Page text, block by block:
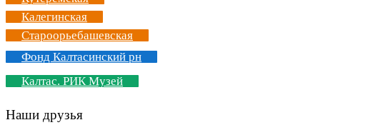
Калегинская
Староорьебашевская
Фонд Калтасинский рн
Калтас. РИК Музей
Наши друзья